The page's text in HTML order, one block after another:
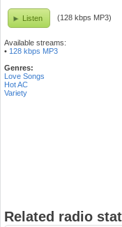
Listen (128 kbps MP3)
Available streams:
• 128 kbps MP3
Genres:
Love Songs
Hot AC
Variety
Related radio